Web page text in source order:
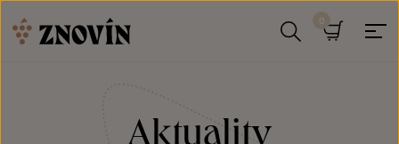
Aktuality